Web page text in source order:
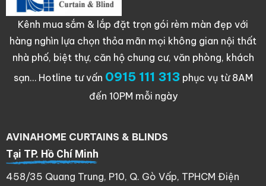
Kênh mua sắm & lắp đặt trọn gói rèm màn đẹp với
hàng nghìn lựa chọn thỏa mãn mọi không gian nội thất
nhà phố, biệt thự, căn hộ chung cư, văn phòng, khách
sạn… Hotline tư vấn 0915 111 313phục vụ từ 8AM
đến 10PM mỗi ngày
AVINAHOME CURTAINS & BLINDS
Tại TP. Hồ Chí Minh
458/35 Quang Trung, P10, Q. Gò Vấp, TPHCM Điện